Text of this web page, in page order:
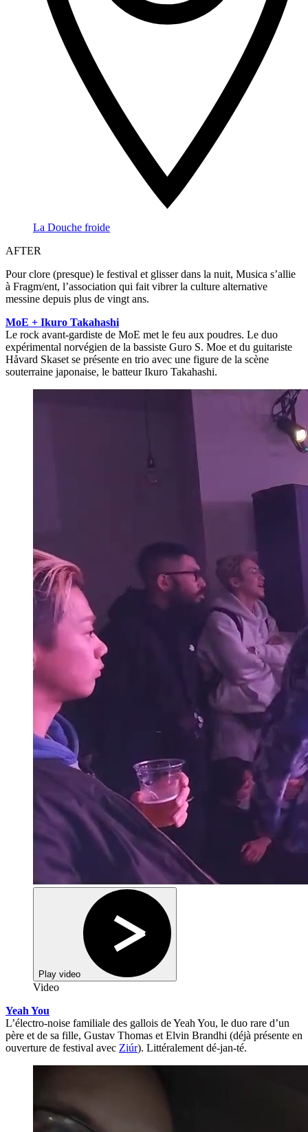
La Douche froide
AFTER
Pour clore (presque) le festival et glisser dans la nuit, Musica s’allie
à Fragm/ent, l’association qui fait vibrer la culture alternative
messine depuis plus de vingt ans.
MoE + Ikuro Takahashi
Le rock avant-gardiste de MoE met le feu aux poudres. Le duo
expérimental norvégien de la bassiste Guro S. Moe et du guitariste
Håvard Skaset se présente en trio avec une figure de la scène
souterraine japonaise, le batteur Ikuro Takahashi.
Play video
Video
Yeah You
L’électro-noise familiale des gallois de Yeah You, le duo rare d’un
père et de sa fille, Gustav Thomas et Elvin Brandhi (déjà présente en
ouverture de festival avec Ziúr). Littéralement dé-jan-té.